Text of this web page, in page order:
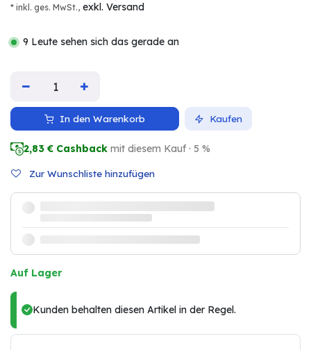
* inkl. ges. MwSt., exkl. Versand
9 Leute sehen sich das gerade an
In den Warenkorb Kaufen
2,83 € Cashback mit diesem Kauf · 5 %
Zur Wunschliste hinzufügen
Auf Lager
Kunden behalten diesen Artikel in der Regel.